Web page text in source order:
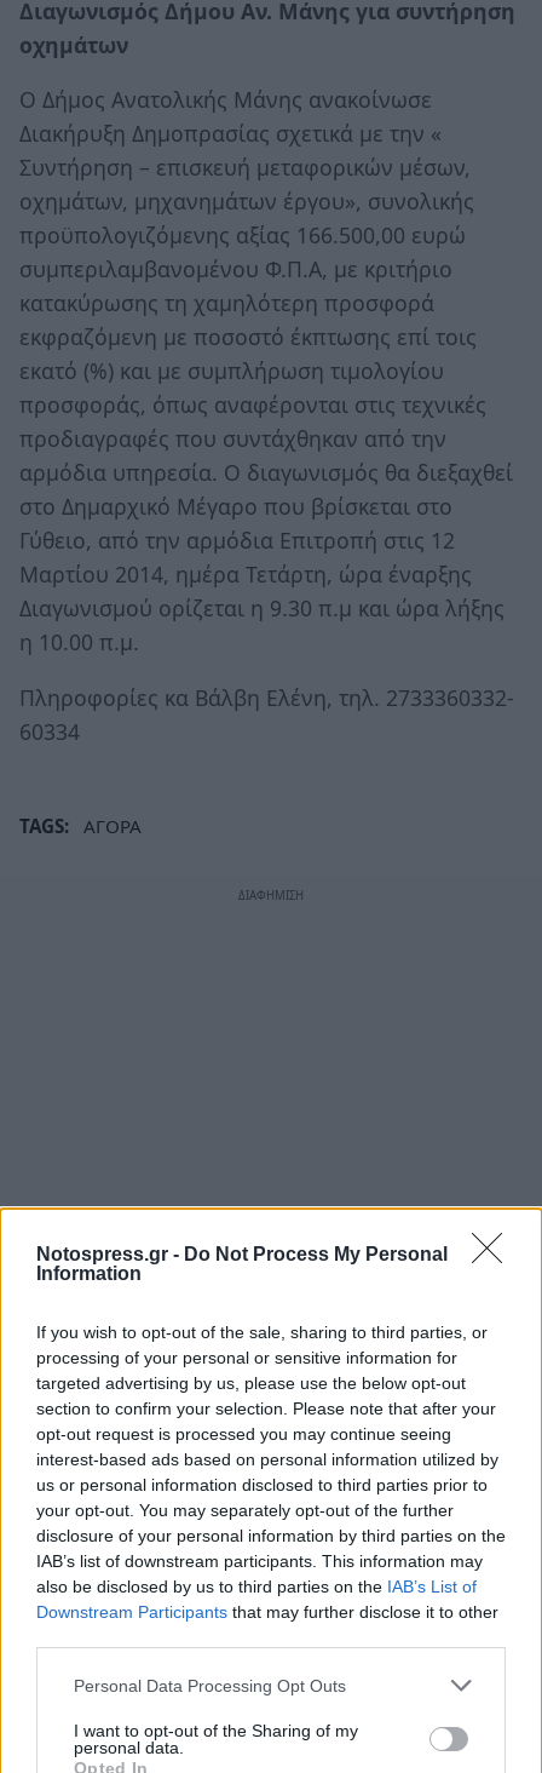
Notospress.gr - Do Not Process My Personal
Information
If you wish to opt-out of the sale, sharing to third parties, or
processing of your personal or sensitive information for
targeted advertising by us, please use the below opt-out
section to confirm your selection. Please note that after your
opt-out request is processed you may continue seeing
interest-based ads based on personal information utilized by
us or personal information disclosed to third parties prior to
your opt-out. You may separately opt-out of the further
disclosure of your personal information by third parties on the
IAB’s list of downstream participants. This information may
also be disclosed by us to third parties on the IAB’s List of
Downstream Participants that may further disclose it to other
Personal Data Processing Opt Outs
I want to opt-out of the Sharing of my
personal data.
Opted In
Διαγωνισμός Δήμου Αν. Μάνης για συντήρηση
οχημάτων
Ο Δήμος Ανατολικής Μάνης ανακοίνωσε
Διακήρυξη Δημοπρασίας σχετικά με την «
Συντήρηση – επισκευή μεταφορικών μέσων,
οχημάτων, μηχανημάτων έργου», συνολικής
προϋπολογιζόμενης αξίας 166.500,00 ευρώ
συμπεριλαμβανομένου Φ.Π.Α, με κριτήριο
κατακύρωσης τη χαμηλότερη προσφορά
εκφραζόμενη με ποσοστό έκπτωσης επί τοις
εκατό (%) και με συμπλήρωση τιμολογίου
προσφοράς, όπως αναφέρονται στις τεχνικές
προδιαγραφές που συντάχθηκαν από την
αρμόδια υπηρεσία. Ο διαγωνισμός θα διεξαχθεί
στο Δημαρχικό Μέγαρο που βρίσκεται στο
Γύθειο, από την αρμόδια Επιτροπή στις 12
Μαρτίου 2014, ημέρα Τετάρτη, ώρα έναρξης
Διαγωνισμού ορίζεται η 9.30 π.μ και ώρα λήξης
η 10.00 π.μ.
Πληροφορίες κα Βάλβη Ελένη, τηλ. 2733360332-
60334
TAGS: ΑΓΟΡΑ
Σχετικά Άρθρα